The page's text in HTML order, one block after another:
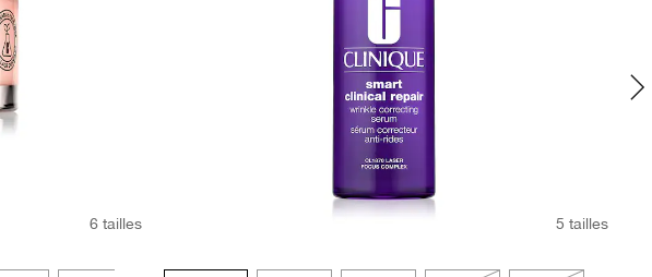
6 tailles 5 tailles